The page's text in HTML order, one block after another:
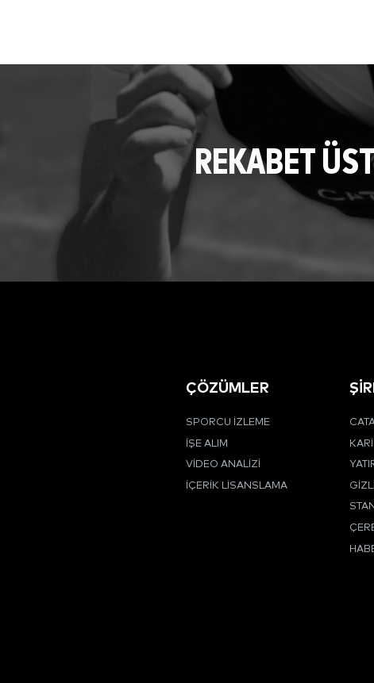
REKABET
ÇÖZÜMLER
SPORCU İZLEME
İŞE ALIM
VIDEO ANALIZI
İÇERIK LISANSLAMA